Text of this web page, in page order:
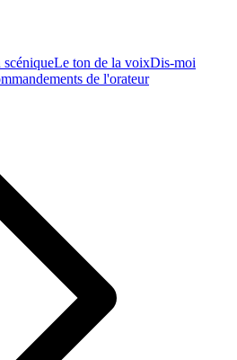
Le ton de la voixDis-moi
de l'orateur